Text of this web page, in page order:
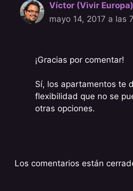
Víctor (Vivir Europa)
mayo 14, 2017 a las
¡Gracias por comentar!
Sí, los apartamentos te
flexibilidad que no se
otras opciones.
Los comentarios están